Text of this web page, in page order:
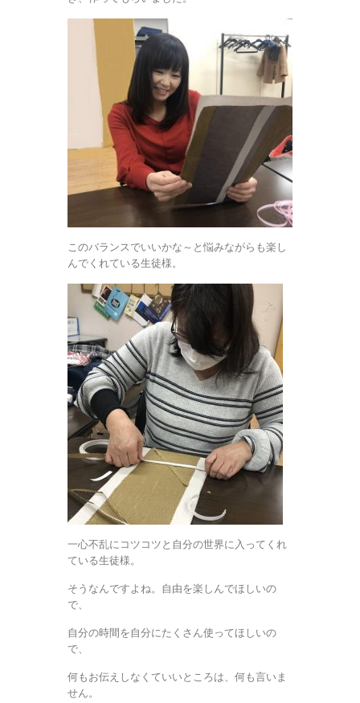
このバランスでいいかな～と悩みながらも楽し
んでくれている生徒様。
一心不乱にコツコツと自分の世界に入ってくれ
ている生徒様。
そうなんですよね。自由を楽しんでほしいの
で、
自分の時間を自分にたくさん使ってほしいの
で、
何もお伝えしなくていいところは、何も言いま
せん。